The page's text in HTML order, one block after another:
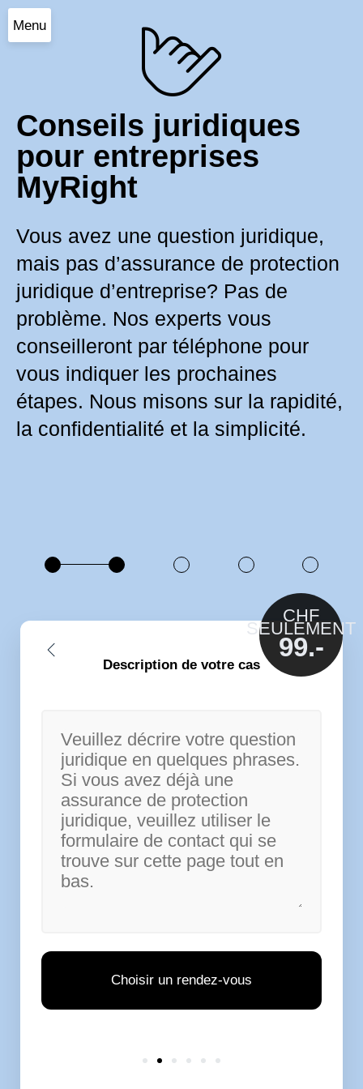
Menu
Conseils juridiques
pour entreprises
MyRight
Vous avez une question juridique,
mais pas d’assurance de protection
juridique d’entreprise? Pas de
problème. Nos experts vous
conseilleront par téléphone pour
vous indiquer les prochaines
étapes. Nous misons sur la rapidité,
la confidentialité et la simplicité.
CHF
SEULEMENT
99.-
Description de votre cas